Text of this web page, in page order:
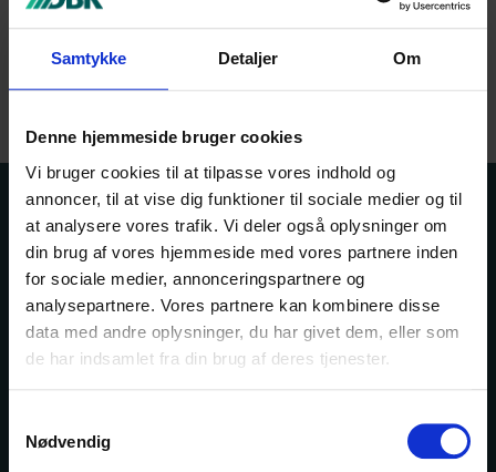
Samtykke Detaljer Om
Denne hjemmeside bruger cookies
Vi bruger cookies til at tilpasse vores indhold og
annoncer, til at vise dig funktioner til sociale medier og til
at analysere vores trafik. Vi deler også oplysninger om
din brug af vores hjemmeside med vores partnere inden
for sociale medier, annonceringspartnere og
analysepartnere. Vores partnere kan kombinere disse
data med andre oplysninger, du har givet dem, eller som
de har indsamlet fra din brug af deres tjenester.
Nødvendig
Med venlig hilsen
Lindhardt og Ringhof Forlag A/S
Kontakt os Bogportalen
Driftsstatus Hjælp
Om DBK
år har DBK gjort netop det og er blevet en